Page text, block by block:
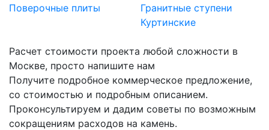
Поверочные плиты
Гранитные ступени
Куртинские
Расчет стоимости проекта любой сложности в
Москве, просто напишите нам
Получите подробное коммерческое предложение,
со стоимостью и подробным описанием.
Проконсультируем и дадим советы по возможным
сокращениям расходов на камень.